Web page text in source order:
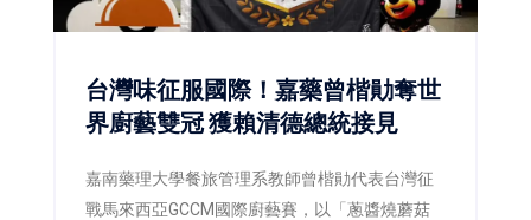
台灣味征服國際！嘉藥曾楷勛奪世
界廚藝雙冠 獲賴清德總統接見
嘉南藥理大學餐旅管理系教師曾楷勛代表台灣征
戰馬來西亞GCCM國際廚藝賽，以「蔥醬燒蘑菇